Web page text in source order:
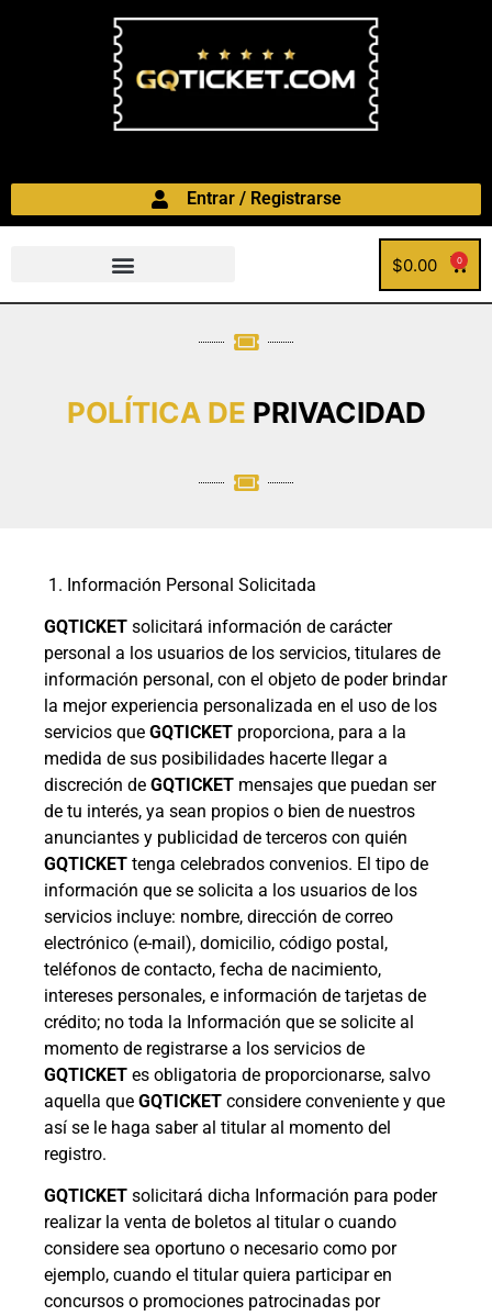
Entrar / Registrarse
$0.00 0
POLÍTICA DE PRIVACIDAD
1. Información Personal Solicitada
GQTICKET solicitará información de carácter
personal a los usuarios de los servicios, titulares de
información personal, con el objeto de poder brindar
la mejor experiencia personalizada en el uso de los
servicios que GQTICKET proporciona, para a la
medida de sus posibilidades hacerte llegar a
discreción de GQTICKET mensajes que puedan ser
de tu interés, ya sean propios o bien de nuestros
anunciantes y publicidad de terceros con quién
GQTICKET tenga celebrados convenios. El tipo de
información que se solicita a los usuarios de los
servicios incluye: nombre, dirección de correo
electrónico (e-mail), domicilio, código postal,
teléfonos de contacto, fecha de nacimiento,
intereses personales, e información de tarjetas de
crédito; no toda la Información que se solicite al
momento de registrarse a los servicios de
GQTICKET es obligatoria de proporcionarse, salvo
aquella que GQTICKET considere conveniente y que
así se le haga saber al titular al momento del
registro.
GQTICKET solicitará dicha Información para poder
realizar la venta de boletos al titular o cuando
considere sea oportuno o necesario como por
ejemplo, cuando el titular quiera participar en
concursos o promociones patrocinadas por